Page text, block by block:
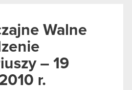
Walne
– 19
r.